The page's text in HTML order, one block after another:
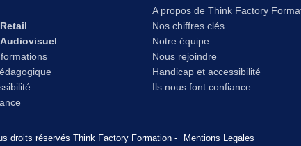
Retail
Audiovisuel
A propos de Think Factory
Nos chiffres clés
Notre équipe
Nous rejoindre
Handicap et accessibilité
Ils nous font confiance
droits réservés Think Factory Formation - Mentions Legales